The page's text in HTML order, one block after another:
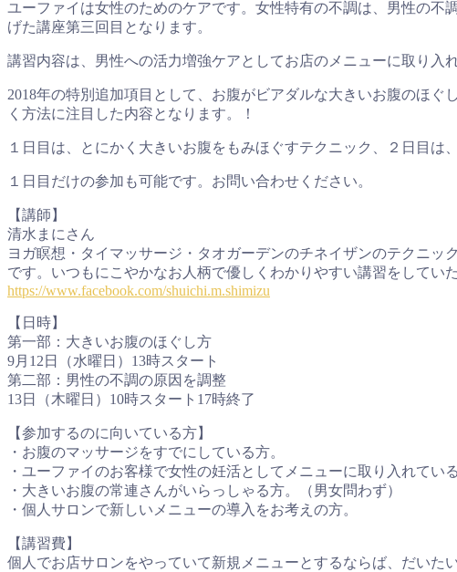
ユーファイは女性のためのケアです。女性特有の不調は、男性の
げた講座第三回目となります。
講習内容は、男性への活力増強ケアとしてお店のメニューに取り入
2018年の特別追加項目として、お腹がビアダルな大きいお腹のほ
く方法に注目した内容となります。！
１日目は、とにかく大きいお腹をもみほぐすテクニック、２日目は
１日目だけの参加も可能です。お問い合わせください。
【講師】
清水まにさん
ヨガ瞑想・タイマッサージ・タオガーデンのチネイザンのテクニ
です。いつもにこやかなお人柄で優しくわかりやすい講習をしてい
https://www.facebook.com/shuichi.m.shimizu
【日時】
第一部：大きいお腹のほぐし方
9月12日（水曜日）13時スタート
第二部：男性の不調の原因を調整
13日（木曜日）10時スタート17時終了
【参加するのに向いている方】
・お腹のマッサージをすでにしている方。
・ユーファイのお客様で女性の妊活としてメニューに取り入れている
・大きいお腹の常連さんがいらっしゃる方。（男女問わず）
・個人サロンで新しいメニューの導入をお考えの方。
【講習費】
個人でお店サロンをやっていて新規メニューとするならば、だいた